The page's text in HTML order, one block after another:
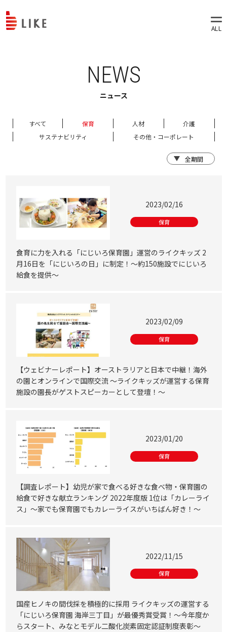
NEWS
ニュース
すべて 保育 人材
介護
サステナビリティ
その他・コーポレート
2023/02/16
保育
食育に力を入れる「にじいろ保育園」運営のライクキッズ 2
月16日を「にじいろの日」に制定！～約150施設でにじいろ
給食を提供～
2023/02/09
保育
【ウェビナーレポート】オーストラリアと日本で中継！海外
の園とオンラインで国際交流 ～ライクキッズが運営する保育
施設の園長がゲストスピーカーとして登壇！～
2023/01/20
保育
【調査レポート】幼児が家で食べる好きな食べ物・保育園の
給食で好きな献立ランキング 2022年度版 1位は「カレーライ
ス」～家でも保育園でもカレーライスがいちばん好き！～
2022/11/15
保育
国産ヒノキの間伐採を積極的に採用 ライクキッズの運営する
「にじいろ保育園 海岸三丁目」が最優秀賞受賞！～今年度か
らスタート、みなとモデル二酸化炭素固定認証制度表彰～